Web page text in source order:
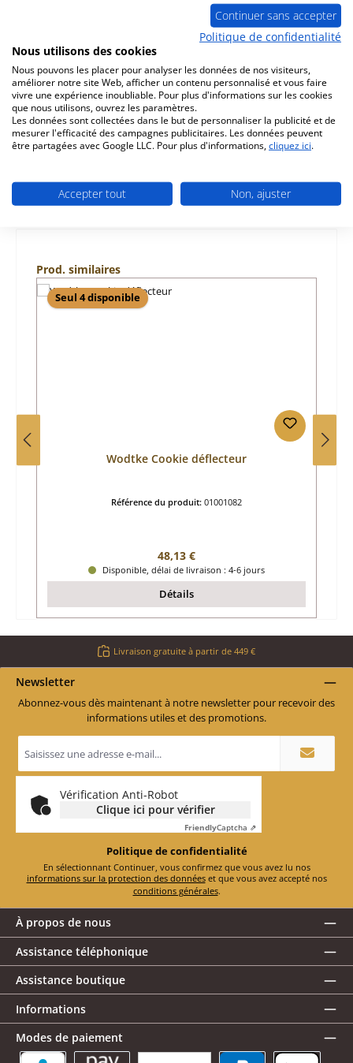
Wodtke Cookie H 01 ensemble de 7 pièces Wodtke
Cookie H 01 joint d’é…Plus
Caractéristiques
Ignorer la galerie de produits
Prod. similaires
Seul 4 disponible
Wodtke Cookie déflecteur
Référence du produit: 01001082
Prix régulier :
48,13 €
Disponible, délai de livraison : 4-6 jours
Détails
Livraison gratuite à partir de 449 €
Newsletter
Abonnez-vous dès maintenant à notre newsletter pour recevoir des
informations utiles et des promotions.
e-
mail
*
Vérification Anti-Robot
Clique ici pour vérifier
FriendlyCaptcha ⇗
Politique de confidentialité
En sélectionnant Continuer, vous confirmez que vous avez lu nos
informations sur la protection des données
et que vous avez accepté nos
conditions générales.
À propos de nous
Assistance téléphonique
Assistance boutique
Informations
Modes de paiement
Continuer sans accepter
Politique de confidentialité
Nous utilisons des cookies
Nous pouvons les placer pour analyser les données de nos visiteurs,
améliorer notre site Web, afficher un contenu personnalisé et vous faire
vivre une expérience inoubliable. Pour plus d'informations sur les cookies
que nous utilisons, ouvrez les paramètres.
Les données sont collectées dans le but de personnaliser la publicité et de
mesurer l'efficacité des campagnes publicitaires. Les données peuvent
être partagées avec Google LLC. Pour plus d'informations,cliquez ici.
Accepter tout Non, ajuster